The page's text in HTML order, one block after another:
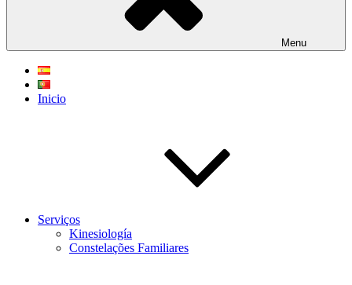
Menu
Inicio
Serviços
Kinesiología
Constelações Familiares